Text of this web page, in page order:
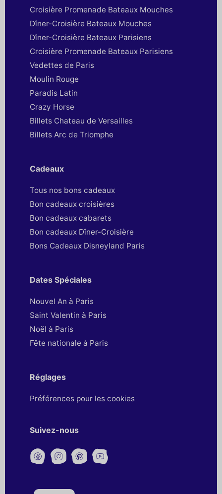
Croisière Promenade Bateaux Mouches
Dîner-Croisière Bateaux Mouches
Dîner-Croisière Bateaux Parisiens
Croisière Promenade Bateaux Parisiens
Vedettes de Paris
Moulin Rouge
Paradis Latin
Crazy Horse
Billets Chateau de Versailles
Billets Arc de Triomphe
Cadeaux
Tous nos bons cadeaux
Bon cadeaux croisières
Bon cadeaux cabarets
Bon cadeaux Dîner-Croisière
Bons Cadeaux Disneyland Paris
Dates Spéciales
Nouvel An à Paris
Saint Valentin à Paris
Noël à Paris
Fête nationale à Paris
Réglages
Préférences pour les cookies
Suivez-nous